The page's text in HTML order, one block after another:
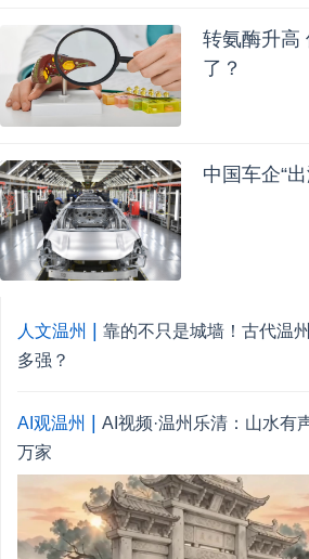
转氨酶升高
了？
中国车企“
人文温州 | 靠的不只是城墙！古代温
多强？
AI观温州 | AI视频·温州乐清：山水有
万家